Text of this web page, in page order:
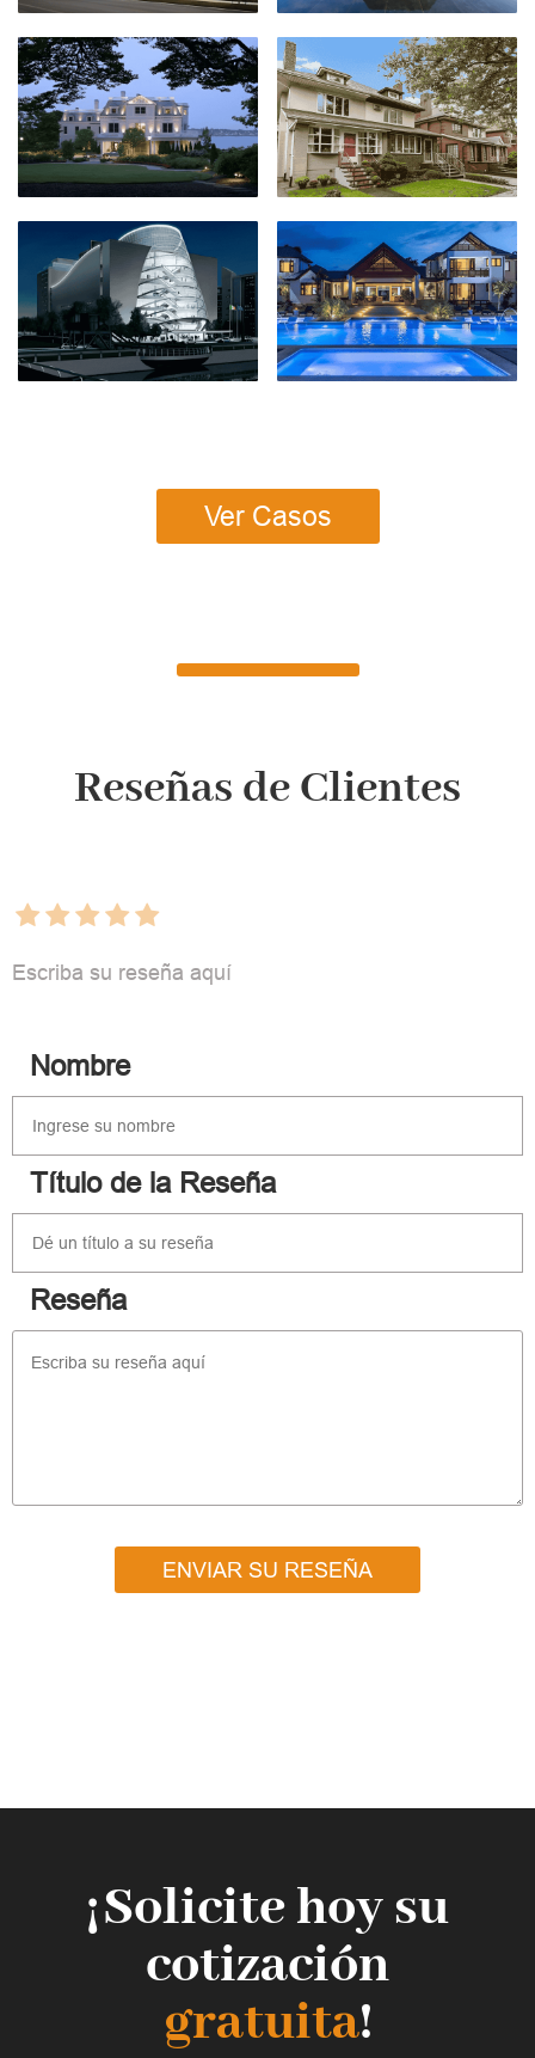
Ver Casos
Reseñas de Clientes
Escriba su reseña aquí
Nombre
Título de la Reseña
Reseña
ENVIAR SU RESEÑA
¡Solicite hoy su
cotización
gratuita!